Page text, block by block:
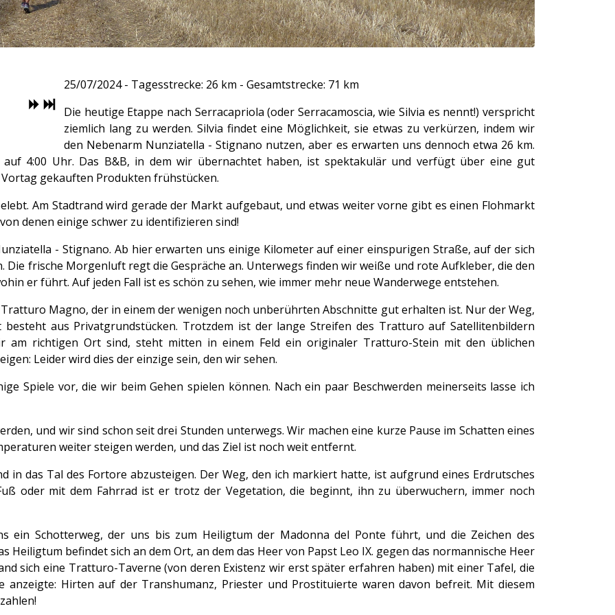
25/07/2024 - Tagesstrecke: 26 km - Gesamtstrecke: 71 km
Die heutige Etappe nach Serracapriola (oder Serracamoscia, wie Silvia es nennt!) verspricht
ziemlich lang zu werden. Silvia findet eine Möglichkeit, sie etwas zu verkürzen, indem wir
den Nebenarm Nunziatella - Stignano nutzen, aber es erwarten uns dennoch etwa 26 km.
auf 4:00 Uhr. Das B&B, in dem wir übernachtet haben, ist spektakulär und verfügt über eine gut
gekauften Produkten frühstücken.
Am Stadtrand wird gerade der Markt aufgebaut, und etwas weiter vorne gibt es einen Flohmarkt
denen einige schwer zu identifizieren sind!
- Stignano. Ab hier erwarten uns einige Kilometer auf einer einspurigen Straße, auf der sich
Die frische Morgenluft regt die Gespräche an. Unterwegs finden wir weiße und rote Aufkleber, die den
er führt. Auf jeden Fall ist es schön zu sehen, wie immer mehr neue Wanderwege entstehen.
Magno, der in einem der wenigen noch unberührten Abschnitte gut erhalten ist. Nur der Weg,
aus Privatgrundstücken. Trotzdem ist der lange Streifen des Tratturo auf Satellitenbildern
am richtigen Ort sind, steht mitten in einem Feld ein originaler Tratturo-Stein mit den üblichen
Leider wird dies der einzige sein, den wir sehen.
Spiele vor, die wir beim Gehen spielen können. Nach ein paar Beschwerden meinerseits lasse ich
und wir sind schon seit drei Stunden unterwegs. Wir machen eine kurze Pause im Schatten eines
weiter steigen werden, und das Ziel ist noch weit entfernt.
in das Tal des Fortore abzusteigen. Der Weg, den ich markiert hatte, ist aufgrund eines Erdrutsches
oder mit dem Fahrrad ist er trotz der Vegetation, die beginnt, ihn zu überwuchern, immer noch
ein Schotterweg, der uns bis zum Heiligtum der Madonna del Ponte führt, und die Zeichen des
Heiligtum befindet sich an dem Ort, an dem das Heer von Papst Leo IX. gegen das normannische Heer
sich eine Tratturo-Taverne (von deren Existenz wir erst später erfahren haben) mit einer Tafel, die
Hirten auf der Transhumanz, Priester und Prostituierte waren davon befreit. Mit diesem